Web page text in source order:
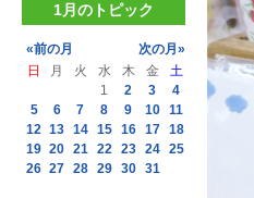
1月のトピック
«前の月
次の月»
日
月 火 水 木 金
土
1
2 3
4
5
6 7 8 9 10
11
12 13 14 15 16 17 18
19 20 21 22 23 24 25
26 27 28 29 30 31